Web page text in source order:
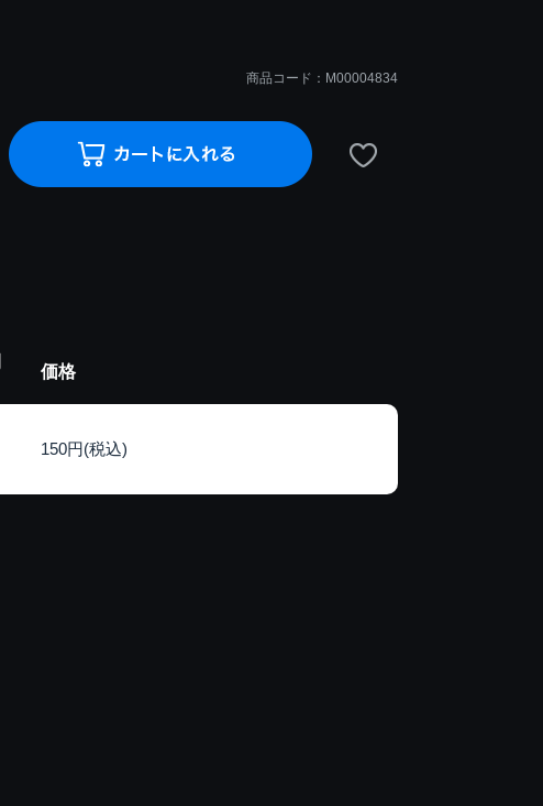
商品コード：M00004834
価格
150円(税込)